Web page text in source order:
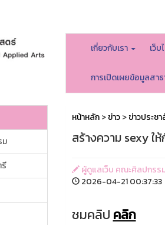
เกี่ยวกับเรา เว็บ
การเปิดเผยข้อมูลสา
ม
หน้าหลัก>ข่าว>ข่าวประช
สร้างความ sexy ใ
ผู้ดูแลเว็บ คณะศิลปกรร
2026-04-21 00:37:33
ชมคลิป คลิก